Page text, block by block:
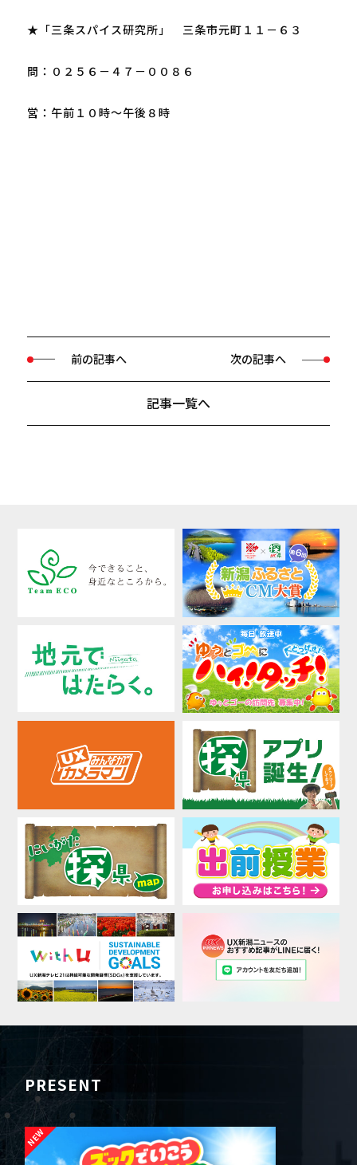
★「三条スパイス研究所」　三条市元町１１－６３
問：０２５６－４７－００８６
営：午前１０時～午後８時
前の記事へ
記事一覧へ
次の記事へ
PRESENT